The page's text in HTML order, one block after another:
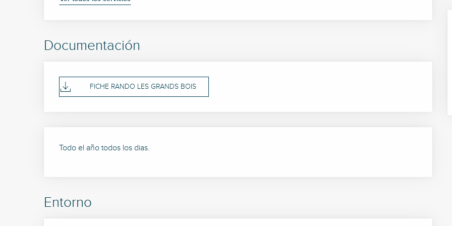
Documentación
FICHE RANDO LES GRANDS BOIS
Todo el año todos los dias.
Entorno